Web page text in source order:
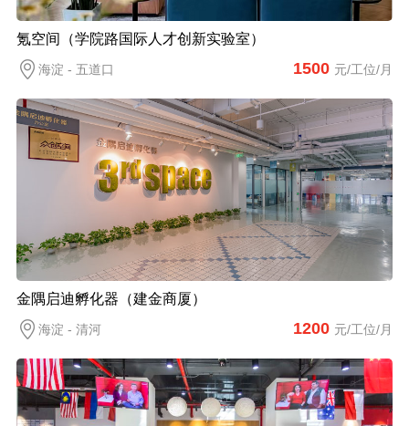
氪空间（学院路国际人才创新实验室）
海淀 - 五道口 1500 元/工位/月
金隅启迪孵化器（建金商厦）
海淀 - 清河 1200 元/工位/月